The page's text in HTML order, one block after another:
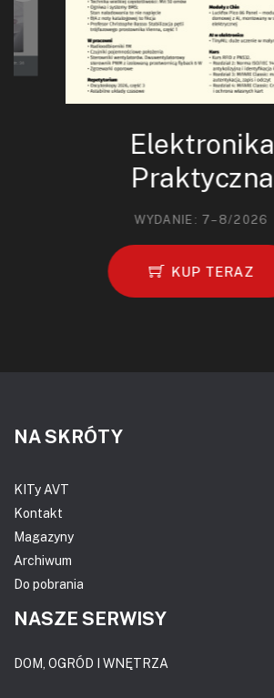
Elektronika
Praktyczna
WYDANIE: 7–8/2026
KUP TERAZ
NA SKRÓTY
KITy AVT
Kontakt
Magazyny
Archiwum
Do pobrania
NASZE SERWISY
DOM, OGRÓD I WNĘTRZA